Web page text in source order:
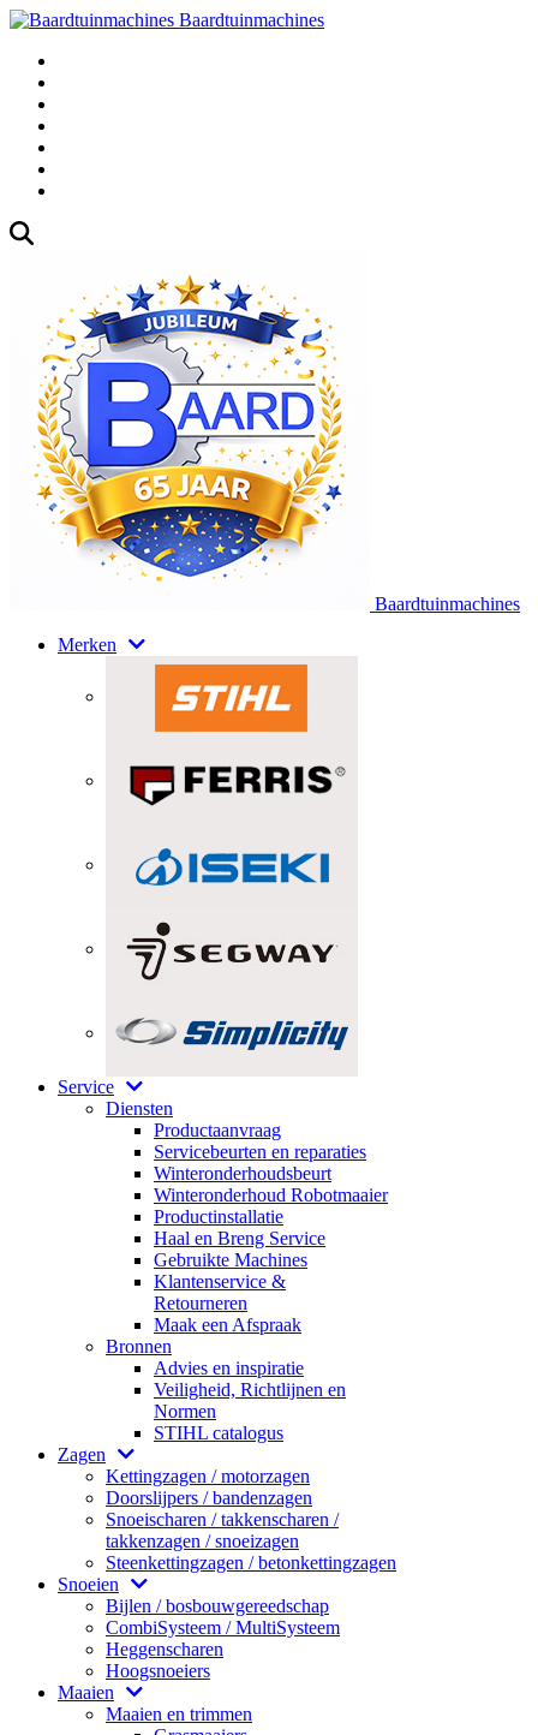
Baardtuinmachines
Baardtuinmachines
Merken
Service
Diensten
Productaanvraag
Servicebeurten en reparaties
Winteronderhoudsbeurt
Winteronderhoud Robotmaaier
Productinstallatie
Haal en Breng Service
Gebruikte Machines
Klantenservice &
Retourneren
Maak een Afspraak
Bronnen
Advies en inspiratie
Veiligheid, Richtlijnen en
Normen
STIHL catalogus
Zagen
Kettingzagen / motorzagen
Doorslijpers / bandenzagen
Snoeischaren / takkenscharen /
takkenzagen / snoeizagen
Steenkettingzagen / betonkettingzagen
Snoeien
Bijlen / bosbouwgereedschap
CombiSysteem / MultiSysteem
Heggenscharen
Hoogsnoeiers
Maaien
Maaien en trimmen